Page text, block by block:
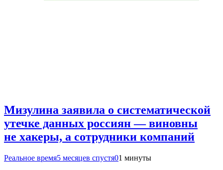
Мизулина заявила о систематической
утечке данных россиян — виновны
не хакеры, а сотрудники компаний
Реальное время5 месяцев спустя01 минуты